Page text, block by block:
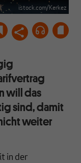
istock.com/Kerkez
will das
sind, damit
weiter
in der